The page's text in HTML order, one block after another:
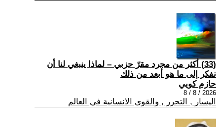
(33) أكثر من مجرد مقرّ حزبي – لماذا ينبغي لنا أن
نفكر إلى ما هو أبعد من ذلك
حازم كويي
2026 / 8 / 8
اليسار , التحرر , والقوى الانسانية في العالم